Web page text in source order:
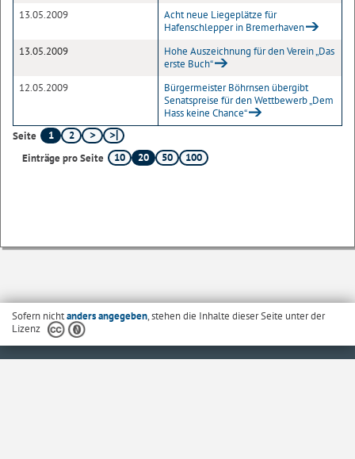
13.05.2009
Acht neue Liegeplätze für
Hafenschlepper in Bremerhaven
13.05.2009
Hohe Auszeichnung für den Verein „Das
erste Buch“
12.05.2009
Bürgermeister Böhrnsen übergibt
Senatspreise für den Wettbewerb „Dem
Hass keine Chance“
Seite
1
2
Einträge pro Seite
10 20 50 100
Sofern nichtanders angegeben, stehen die Inhalte dieser Seite unter der
Lizenz